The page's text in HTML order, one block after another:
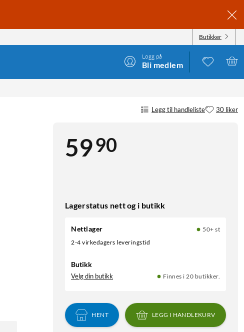
Butikker
Logg på
Bli medlem
Legg til handleliste 30 liker
5990
Lagerstatus nett og i butikk
Nettlager
50+ st
2-4 virkedagers leveringstid
Butikk
Velg din butikk Finnes i 20 butikker.
HENT LEGG I HANDLEKURV